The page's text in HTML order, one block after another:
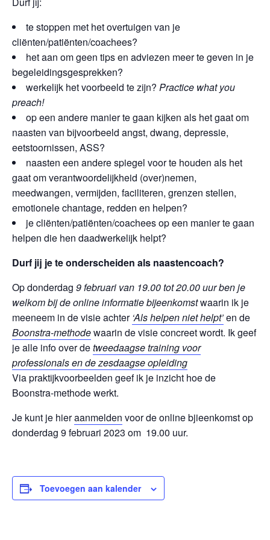
te stoppen met het overtuigen van je
cliënten/patiënten/coachees?
het aan om geen tips en adviezen meer te geven in je
begeleidingsgesprekken?
werkelijk het voorbeeld te zijn? Practice what you
preach!
op een andere manier te gaan kijken als het gaat om
naasten van bijvoorbeeld angst, dwang, depressie,
eetstoornissen, ASS?
naasten een andere spiegel voor te houden als het
gaat om verantwoordelijkheid (over)nemen,
meedwangen, vermijden, faciliteren, grenzen stellen,
emotionele chantage, redden en helpen?
je cliënten/patiënten/coachees op een manier te gaan
helpen die hen daadwerkelijk helpt?
Durf jij je te onderscheiden als naastencoach?
Op donderdag 9 februari van 19.00 tot 20.00 uur ben je
welkom bij de online informatie bijeenkomstwaarin ik je
meeneem in de visie achter ‘Als helpen niet helpt’en de
Boonstra-methodewaarin de visie concreet wordt. Ik geef
je alle info over detweedaagse training voor
professionals en de zesdaagse opleiding
Via praktijkvoorbeelden geef ik je inzicht hoe de
Boonstra-methode werkt.
Je kunt je hieraanmelden voor de online bjieenkomst op
donderdag 9 februari 2023 om 19.00 uur.
Toevoegen aan kalender